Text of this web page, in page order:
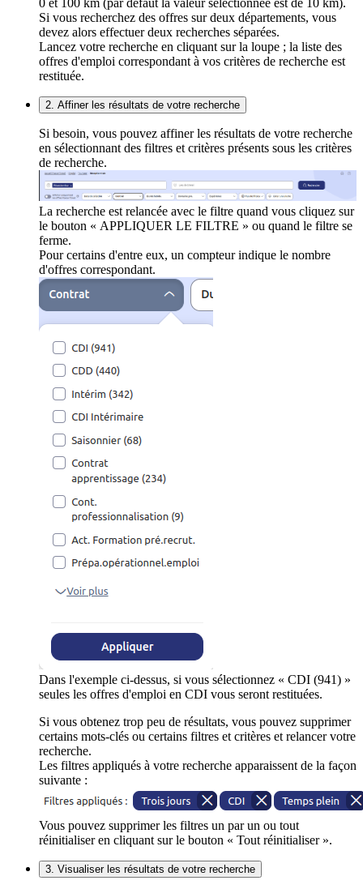
0 et 100 km (par défaut la valeur sélectionnée est de 10 km).
Si vous recherchez des offres sur deux départements, vous
devez alors effectuer deux recherches séparées.
Lancez votre recherche en cliquant sur la loupe ; la liste des
offres d'emploi correspondant à vos critères de recherche est
restituée.
2. Affiner les résultats de votre recherche
Si besoin, vous pouvez affiner les résultats de votre recherche
en sélectionnant des filtres et critères présents sous les critères
de recherche.
La recherche est relancée avec le filtre quand vous cliquez sur
le bouton « APPLIQUER LE FILTRE » ou quand le filtre se
ferme.
Pour certains d'entre eux, un compteur indique le nombre
d'offres correspondant.
Dans l'exemple ci-dessus, si vous sélectionnez « CDI (941) »
seules les offres d'emploi en CDI vous seront restituées.
Si vous obtenez trop peu de résultats, vous pouvez supprimer
certains mots-clés ou certains filtres et critères et relancer votre
recherche.
Les filtres appliqués à votre recherche apparaissent de la façon
suivante :
Vous pouvez supprimer les filtres un par un ou tout
réinitialiser en cliquant sur le bouton « Tout réinitialiser ».
3. Visualiser les résultats de votre recherche